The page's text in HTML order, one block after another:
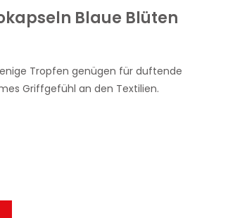
Blaue Blüten
Tropfen genügen für duftende
Griffgefühl an den Textilien.